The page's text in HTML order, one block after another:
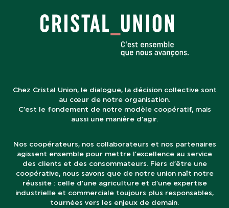
Chez Cristal Union, le dialogue, la décision collective sont
au cœur de notre organisation.
C’est le fondement de notre modèle coopératif, mais
aussi une manière d’agir.
Nos coopérateurs, nos collaborateurs et nos partenaires
agissent ensemble pour mettre l’excellence au service
des clients et des consommateurs. Fiers d’être une
coopérative, nous savons que de notre union naît notre
réussite : celle d’une agriculture et d’une expertise
industrielle et commerciale toujours plus responsables,
tournées vers les enjeux de demain.